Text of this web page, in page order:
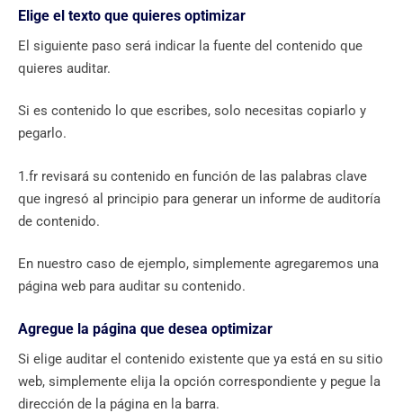
Elige el texto que quieres optimizar
El siguiente paso será indicar la fuente del contenido que
quieres auditar.
Si es contenido lo que escribes, solo necesitas copiarlo y
pegarlo.
1.fr revisará su contenido en función de las palabras clave
que ingresó al principio para generar un informe de auditoría
de contenido.
En nuestro caso de ejemplo, simplemente agregaremos una
página web para auditar su contenido.
Agregue la página que desea optimizar
Si elige auditar el contenido existente que ya está en su sitio
web, simplemente elija la opción correspondiente y pegue la
dirección de la página en la barra.